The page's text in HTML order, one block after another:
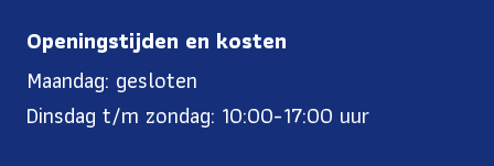
Openingstijden en kosten
Maandag: gesloten
Dinsdag t/m zondag: 10:00-17:00 uur